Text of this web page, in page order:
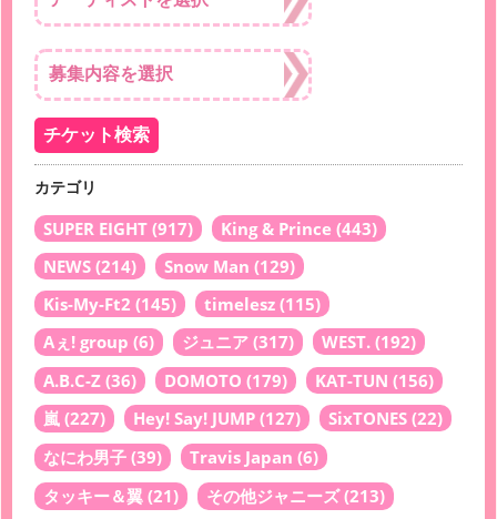
カテゴリ
SUPER EIGHT (917) King & Prince (443)
NEWS (214) Snow Man (129)
Kis-My-Ft2 (145) timelesz (115)
Aぇ! group (6) ジュニア (317) WEST. (192)
A.B.C-Z (36) DOMOTO (179) KAT-TUN (156)
嵐 (227) Hey! Say! JUMP (127) SixTONES (22)
なにわ男子 (39) Travis Japan (6)
タッキー＆翼 (21) その他ジャニーズ(213)